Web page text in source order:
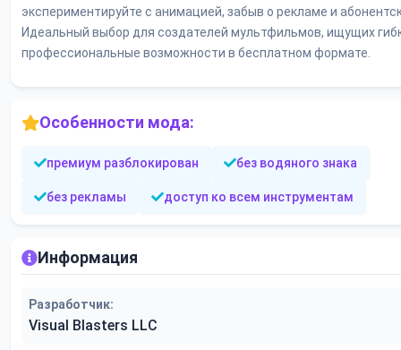
экспериментируйте с анимацией, забыв о рекламе и
Идеальный выбор для создателей мультфильмов, ищущих
профессиональные возможности в бесплатном формате.
Особенности мода:
премиум разблокирован без водяного знака
без рекламы доступ ко всем инструментам
Информация
Разработчик:
Visual Blasters LLC